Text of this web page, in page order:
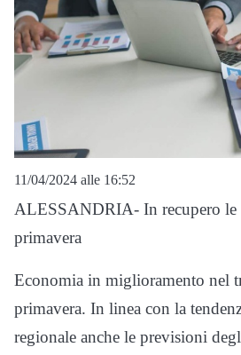
11/04/2024 alle 16:52
ALESSANDRIA- In recupero le
primavera
Economia in miglioramento nel
primavera. In linea con la
regionale anche le previsioni